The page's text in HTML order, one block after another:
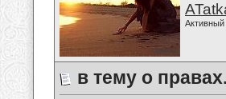
Активный
в тему о